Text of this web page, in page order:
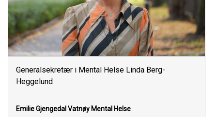
Generalsekretær i Mental Helse Linda Berg-
Heggelund
Emilie Gjengedal Vatnøy Mental Helse